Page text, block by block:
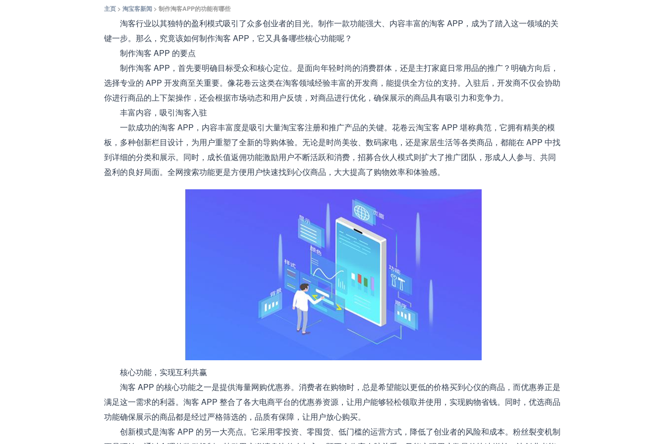
主页 > 淘宝客新闻 > 制作淘客APP的功能有哪些
淘客行业以其独特的盈利模式吸引了众多创业者的目光。制作一款功能强大、内容丰富的淘客 APP，成为了踏入这一领域的关
键一步。那么，究竟该如何制作淘客 APP，它又具备哪些核心功能呢？
制作淘客 APP 的要点
制作淘客 APP，首先要明确目标受众和核心定位。是面向年轻时尚的消费群体，还是主打家庭日常用品的推广？明确方向后，
选择专业的 APP 开发商至关重要。像花卷云这类在淘客领域经验丰富的开发商，能提供全方位的支持。入驻后，开发商不仅会协助
你进行商品的上下架操作，还会根据市场动态和用户反馈，对商品进行优化，确保展示的商品具有吸引力和竞争力。
丰富内容，吸引淘客入驻
一款成功的淘客 APP，内容丰富度是吸引大量淘宝客注册和推广产品的关键。花卷云淘宝客 APP 堪称典范，它拥有精美的模
板，多种创新栏目设计，为用户重塑了全新的导购体验。无论是时尚美妆、数码家电，还是家居生活等各类商品，都能在 APP 中找
到详细的分类和展示。同时，成长值返佣功能激励用户不断活跃和消费，招募合伙人模式则扩大了推广团队，形成人人参与、共同
盈利的良好局面。全网搜索功能更是方便用户快速找到心仪商品，大大提高了购物效率和体验感。
核心功能，实现互利共赢
淘客 APP 的核心功能之一是提供海量网购优惠券。消费者在购物时，总是希望能以更低的价格买到心仪的商品，而优惠券正是
满足这一需求的利器。淘客 APP 整合了各大电商平台的优惠券资源，让用户能够轻松领取并使用，实现购物省钱。同时，优选商品
功能确保展示的商品都是经过严格筛选的，品质有保障，让用户放心购买。
创新模式是淘客 APP 的另一大亮点。它采用零投资、零囤货、低门槛的运营方式，降低了创业者的风险和成本。粉丝裂变机制